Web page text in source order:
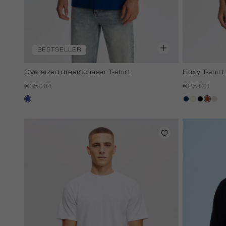
BESTSELLER
Oversized dreamchaser T-shirt
€35.00
kobaltblauw
Boxy T-shirt
€25.00
wit,
white
zwart
bruin